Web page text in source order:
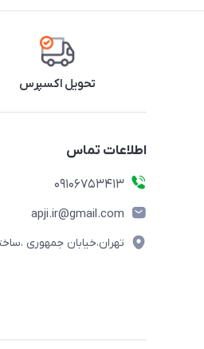
تحویل اکسپرس
اطلاعات تماس
09106753413
apji.ir@gmail.com
تهران،خیابان جمهوری